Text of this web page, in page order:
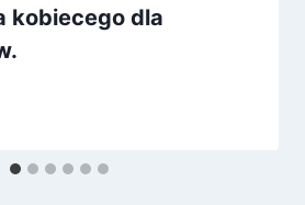
kobiecego dla